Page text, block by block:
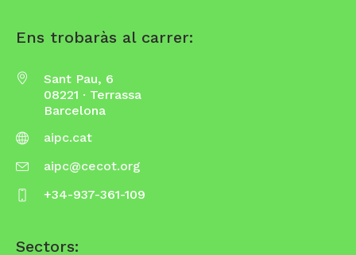
Ens trobaràs al carrer:
Sant Pau, 6
08221 · Terrassa
Barcelona
aipc.cat
aipc@cecot.org
+34-937-361-109
Sectors: